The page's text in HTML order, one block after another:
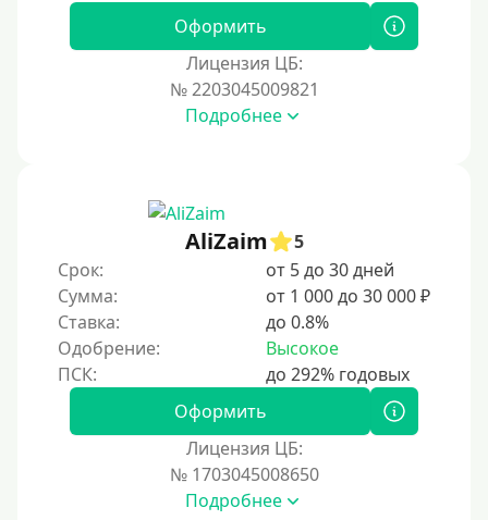
Оформить
Лицензия ЦБ:
№ 2203045009821
Подробнее
AliZaim
5
Срок:
от 5 до 30 дней
Сумма:
от 1 000 до 30 000 ₽
Ставка:
до 0.8%
Одобрение:
Высокое
Оформить
Лицензия ЦБ:
№ 1703045008650
Подробнее